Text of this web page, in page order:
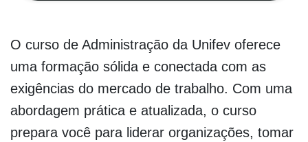
O curso de Administração da Unifev oferece
uma formação sólida e conectada com as
exigências do mercado de trabalho. Com uma
abordagem prática e atualizada, o curso
prepara você para liderar organizações, tomar